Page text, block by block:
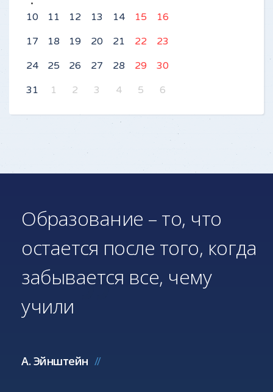
10
11 12 13 14 15
16
17
18 19 20 21 22
23
24
25 26 27 28 29
30
31
1 2 3 4 5 6
Образование – то, что
остается после того, когда
забывается все, чему
учили
А. Эйнштейн